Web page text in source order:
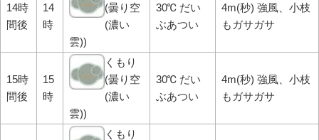
14時
間後
14
時
(曇り空
(濃い
雲))
30℃ だい
ぶあつい
4m(秒) 強風、小枝
もガサガサ
15時
間後
15
時
くもり
(曇り空
(濃い
雲))
30℃ だい
ぶあつい
4m(秒) 強風、小枝
もガサガサ
くもり